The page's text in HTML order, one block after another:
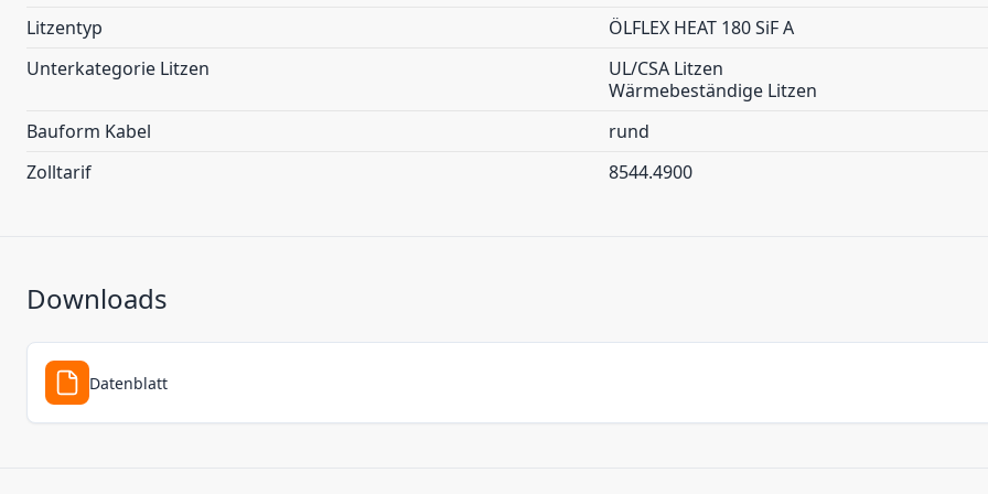
Litzentyp
ÖLFLEX HEAT 180 SiF A
Unterkategorie Litzen
UL/CSA Litzen
Wärmebeständige Litzen
Bauform Kabel
rund
Zolltarif
8544.4900
Downloads
Datenblatt